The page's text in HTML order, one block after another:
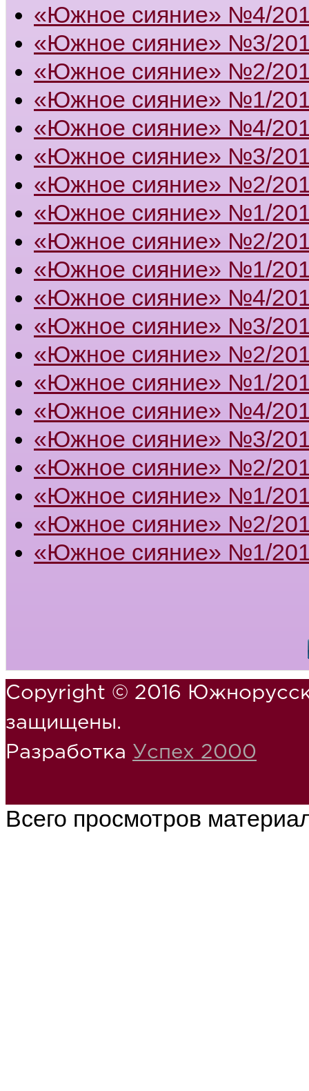
«Южное сияние» №4/
«Южное сияние» №3/
«Южное сияние» №2/
«Южное сияние» №1/
«Южное сияние» №4/
«Южное сияние» №3/
«Южное сияние» №2/
«Южное сияние» №1/
«Южное сияние» №2/
«Южное сияние» №1/
«Южное сияние» №4/
«Южное сияние» №3/
«Южное сияние» №2/
«Южное сияние» №1/
«Южное сияние» №4/
«Южное сияние» №3/
«Южное сияние» №2/
«Южное сияние» №1/
«Южное сияние» №2/
«Южное сияние» №1/
Copyright © 2016
защищены.
Разработка Успех 2000
Всего просмотров